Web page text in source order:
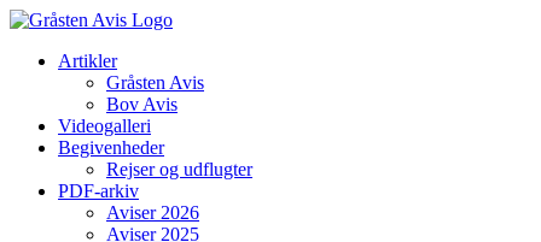
Skip
contentArtikler
Gråsten Avis
Bov Avis
Videogalleri
Begivenheder
Rejser og udflugter
PDF-arkiv
Aviser 2026
Aviser 2025